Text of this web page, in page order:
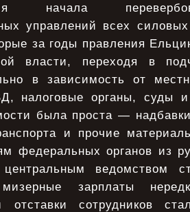
начала
управлений всех
за годы правления
власти, переходя в
в зависимость от
налоговые органы, суды
была проста —
и прочие
федеральных органов из
ведомством
зарплаты
отставки сотрудников